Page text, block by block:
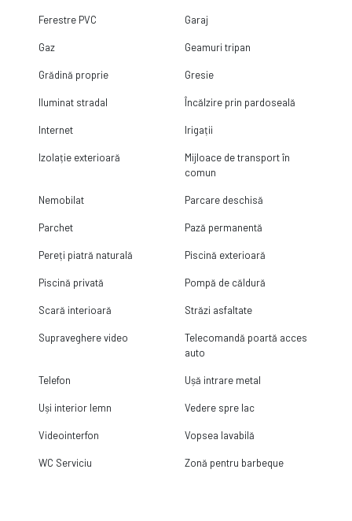
Ferestre PVC Garaj
Gaz Geamuri tripan
Grădină proprie Gresie
Iluminat stradal Încălzire prin pardoseală
Internet Irigații
Izolație exterioară
Mijloace de transport în
comun
Nemobilat Parcare deschisă
Parchet Pază permanentă
Pereți piatră naturală Piscină exterioară
Piscină privată Pompă de căldură
Scară interioară Străzi asfaltate
Supraveghere video
Telecomandă poartă acces
auto
Telefon Ușă intrare metal
Uși interior lemn Vedere spre lac
Videointerfon Vopsea lavabilă
WC Serviciu Zonă pentru barbeque